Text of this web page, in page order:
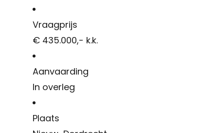
Vraagprijs
€ 435.000,- k.k.
Aanvaarding
In overleg
Plaats